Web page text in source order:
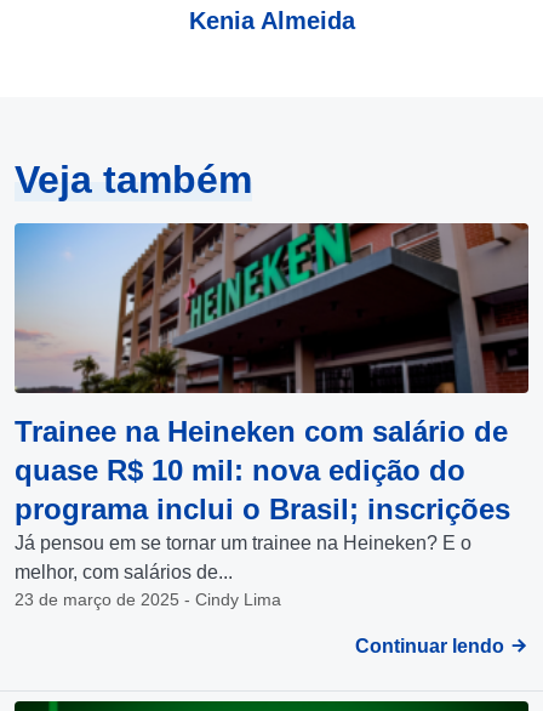
Kenia Almeida
Veja também
Trainee na Heineken com salário de
quase R$ 10 mil: nova edição do
programa inclui o Brasil; inscrições
Já pensou em se tornar um trainee na Heineken? E o
melhor, com salários de...
23 de março de 2025 - Cindy Lima
Continuar lendo